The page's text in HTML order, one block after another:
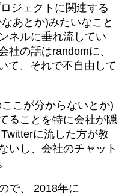
ジェクトに関連する
あとか)みたいなこと
ネルに垂れ流してい
社の話はrandomに、
て、それで不自由して
こが分からないとか)
ることを特に会社が隠
に流した方が教
いし、会社のチャット
で、 2018年に